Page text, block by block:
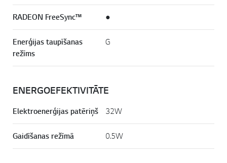
RADEON FreeSync™ ●
Enerģijas taupīšanas
režīms
G
ENERGOEFEKTIVITĀTE
Elektroenerģijas patēriņš 32W
Gaidīšanas režīmā 0.5W